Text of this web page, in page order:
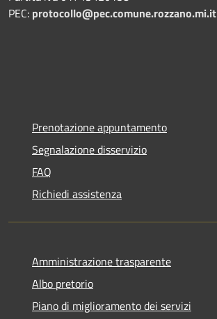
PEC: protocollo@pec.comune.rozzano.mi.it
Prenotazione appuntamento
Segnalazione disservizio
FAQ
Richiedi assistenza
Amministrazione trasparente
Albo pretorio
Piano di miglioramento dei servizi